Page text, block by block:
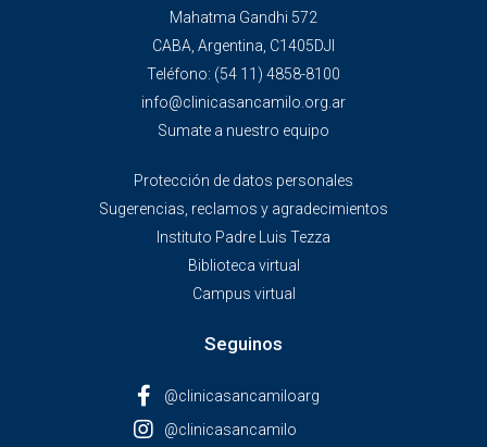
Mahatma Gandhi 572
CABA, Argentina, C1405DJI
Teléfono: (54 11) 4858-8100
info@clinicasancamilo.org.ar
Sumate a nuestro equipo
Protección de datos personales
Sugerencias, reclamos y agradecimientos
Instituto Padre Luis Tezza
Biblioteca virtual
Campus virtual
Seguinos
@clinicasancamiloarg
@clinicasancamilo